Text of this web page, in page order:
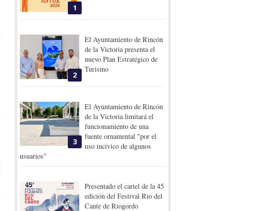
1
2
El Ayuntamiento de Rincón
de la Victoria presenta el
nuevo Plan Estratégico de
Turismo
3
El Ayuntamiento de Rincón
de la Victoria limitará el
funcionamiento de una
fuente ornamental "por el
uso incívico de algunos
usuarios"
Presentado el cartel de la 45
edición del Festival Rio del
Cante de Riogordo